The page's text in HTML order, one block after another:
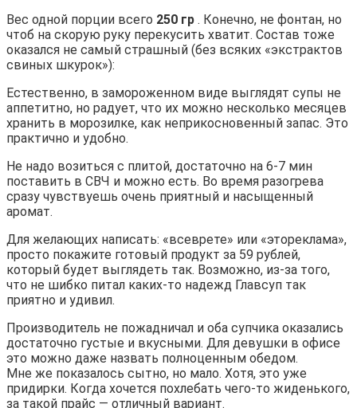
Вес одной порции всего 250 гр . Конечно, не фонтан, но
чтоб на скорую руку перекусить хватит. Состав тоже
оказался не самый страшный (без всяких «экстрактов
свиных шкурок»):
Естественно, в замороженном виде выглядят супы не
аппетитно, но радует, что их можно несколько месяцев
хранить в морозилке, как неприкосновенный запас. Это
практично и удобно.
Не надо возиться с плитой, достаточно на 6-7 мин
поставить в СВЧ и можно есть. Во время разогрева
сразу чувствуешь очень приятный и насыщенный
аромат.
Для желающих написать: «всеврете» или «этореклама»,
просто покажите готовый продукт за 59 рублей,
который будет выглядеть так. Возможно, из-за того,
что не шибко питал каких-то надежд Главсуп так
приятно и удивил.
Производитель не пожадничал и оба супчика оказались
достаточно густые и вкусными. Для девушки в офисе
это можно даже назвать полноценным обедом.
Мне же показалось сытно, но мало. Хотя, это уже
придирки. Когда хочется похлебать чего-то жиденького,
за такой прайс — отличный вариант.